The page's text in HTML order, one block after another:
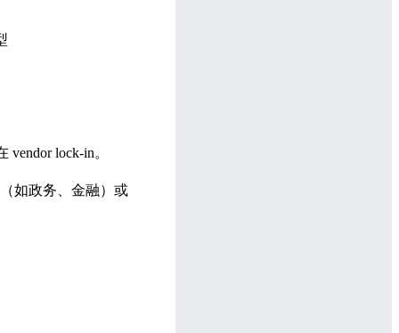
lock-in。
如政务、金融）或